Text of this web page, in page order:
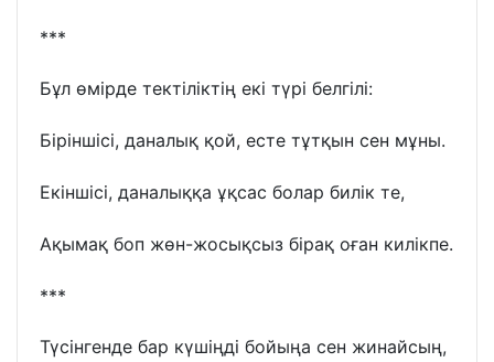
***
Бұл өмірде тектіліктің екі түрі белгілі:
Біріншісі, даналық қой, есте тұтқын сен мұны.
Екіншісі, даналыққа ұқсас болар билік те,
Ақымақ боп жөн-жосықсыз бірақ оған килікпе.
***
Түсінгенде бар күшіңді бойыңа сен жинайсың,